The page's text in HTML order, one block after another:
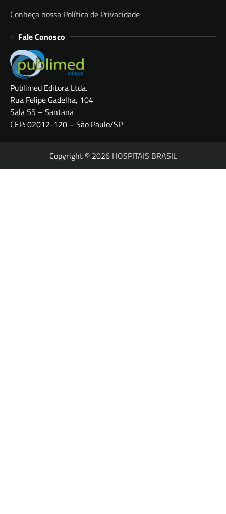
Conheça nossa Política de Privacidade
Fale Conosco
Publimed Editora Ltda.
Rua Felipe Gadelha, 104
Sala 55 – Santana
CEP: 02012-120 – São Paulo/SP
Copyright © 2026 HOSPITAIS BRASIL